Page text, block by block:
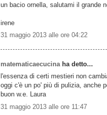
un bacio ornella, salutami il grande
irene
31 maggio 2013 alle ore 04:22
matematicaecucina ha detto...
l'essenza di certi mestieri non
oggi c'è un po' più di pulizia, anche
buon w.e. Laura
31 maggio 2013 alle ore 11:47